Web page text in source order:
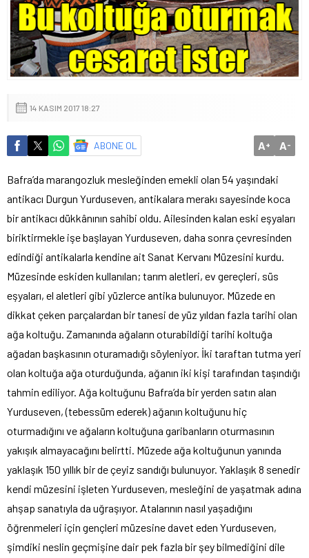
14 KASIM 2017 18:27
ABONE OL A+ A-
Bafra’da marangozluk mesleğinden emekli olan 54 yaşındaki
antikacı Durgun Yurduseven, antikalara merakı sayesinde koca
bir antikacı dükkânının sahibi oldu. Ailesinden kalan eski eşyaları
biriktirmekle işe başlayan Yurduseven, daha sonra çevresinden
edindiği antikalarla kendine ait Sanat Kervanı Müzesini kurdu.
Müzesinde eskiden kullanılan; tarım aletleri, ev gereçleri, süs
eşyaları, el aletleri gibi yüzlerce antika bulunuyor. Müzede en
dikkat çeken parçalardan bir tanesi de yüz yıldan fazla tarihi olan
ağa koltuğu. Zamanında ağaların oturabildiği tarihi koltuğa
ağadan başkasının oturamadığı söyleniyor. İki taraftan tutma yeri
olan koltuğa ağa oturduğunda, ağanın iki kişi tarafından taşındığı
tahmin ediliyor. Ağa koltuğunu Bafra’da bir yerden satın alan
Yurduseven, (tebessüm ederek) ağanın koltuğunu hiç
oturmadığını ve ağaların koltuğuna garibanların oturmasının
yakışık almayacağını belirtti. Müzede ağa koltuğunun yanında
yaklaşık 150 yıllık bir de çeyiz sandığı bulunuyor. Yaklaşık 8 senedir
kendi müzesini işleten Yurduseven, mesleğini de yaşatmak adına
ahşap sanatıyla da uğraşıyor. Atalarının nasıl yaşadığını
öğrenmeleri için gençleri müzesine davet eden Yurduseven,
şimdiki neslin geçmişine dair pek fazla bir şey bilmediğini dile